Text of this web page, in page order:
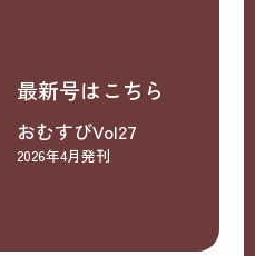
最新号はこちら
おむすびVol27
2026年4月発刊